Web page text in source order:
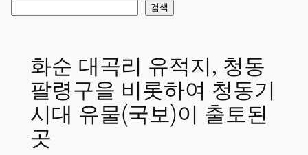
검색
화순 대곡리 유적지, 청동
팔령구을 비롯하여 청동기
시대 유물(국보)이 출토된
곳